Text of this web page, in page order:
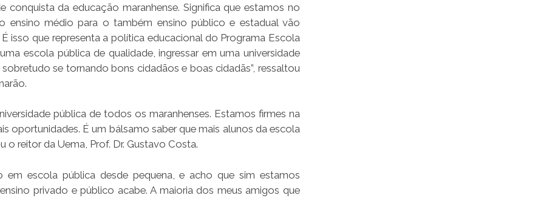
conquista da educação maranhense. Significa que estamos no
ensino médio para o também ensino público e estadual vão
isso que representa a política educacional do Programa Escola
escola pública de qualidade, ingressar em uma universidade
se tornando bons cidadãos e boas cidadãs”, ressaltou
pública de todos os maranhenses. Estamos firmes na
oportunidades. É um bálsamo saber que mais alunos da escola
o reitor da Uema, Prof. Dr. Gustavo Costa.
escola pública desde pequena, e acho que sim estamos
privado e público acabe. A maioria dos meus amigos que